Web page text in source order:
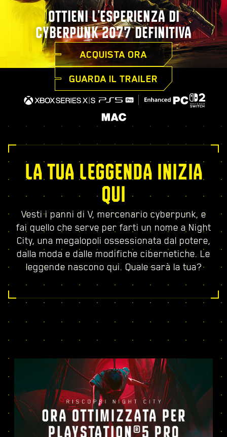
OTTIENI L'ESPERIENZA DI
CYBERPUNK 2077 DEFINITIVA
ACQUISTA ORA
GUARDA IL TRAILER
LA TUA LEGGENDA INIZIA
QUI
Vesti i panni di V, mercenario cyberpunk, e
fai quello che serve per farti un nome a Night
City, una megalopoli ossessionata dal potere,
dalla moda e dalle modifiche cibernetiche. Le
leggende nascono qui. Quale sarà la tua?